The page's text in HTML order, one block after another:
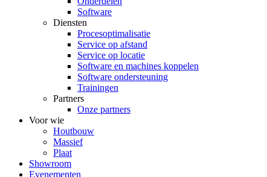
Software
Diensten
Procesoptimalisatie
Service op afstand
Service op locatie
Software en machines koppelen
Software ondersteuning
Trainingen
Partners
Onze partners
Voor wie
Houtbouw
Massief
Plaat
Showroom
Evenementen